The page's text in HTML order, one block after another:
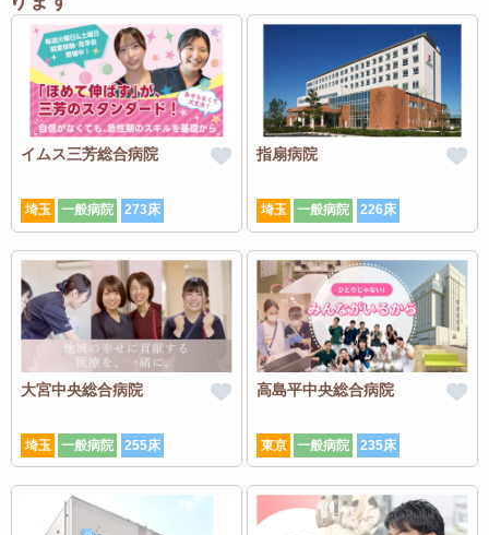
イムス三芳総合病院
埼玉 一般病院 273床
指扇病院
埼玉 一般病院 226床
大宮中央総合病院
埼玉 一般病院 255床
高島平中央総合病院
東京 一般病院 235床